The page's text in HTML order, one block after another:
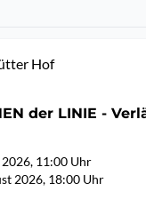
Hof
der LINIE -
2026, 11:00 Uhr
2026, 18:00 Uhr